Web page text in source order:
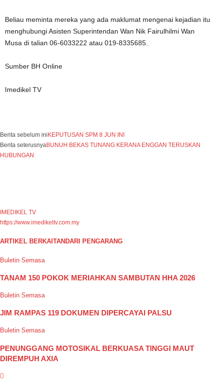
Beliau meminta mereka yang ada maklumat mengenai kejadian itu
menghubungi Asisten Superintendan Wan Nik Fairulhilmi Wan
Musa di talian 06-6033222 atau 019-8335685.
Sumber BH Online
Imedikel TV
Berita sebelum ini KEPUTUSAN SPM 8 JUN INI
Berita seterusnyaBUNUH BEKAS TUNANG KERANA ENGGAN TERUSKAN
HUBUNGAN
IMEDIKEL TV
https://www.imedikeltv.com.my
ARTIKEL BERKAITAN DARI PENGARANG
Buletin Semasa
TANAM 150 POKOK MERIAHKAN SAMBUTAN HHA 2026
Buletin Semasa
JIM RAMPAS 119 DOKUMEN DIPERCAYAI PALSU
Buletin Semasa
PENUNGGANG MOTOSIKAL BERKUASA TINGGI MAUT
DIREMPUH AXIA